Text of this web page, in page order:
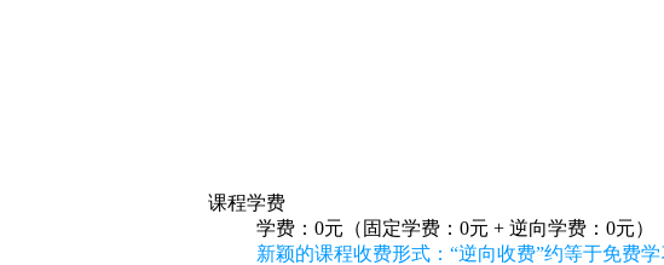
课程学费
学费：0元（固定学费：0元 + 逆向学费：0元）
新颖的课程收费形式：“逆向收费”约等于免费